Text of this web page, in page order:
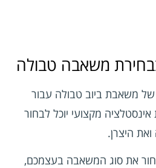
משאבה טבולה
משאבת ביוב טבולה עבור
מקצועי יוכל לבחור
היצרן.
את סוג המשאבה בעצמכם,